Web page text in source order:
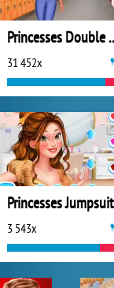
31 452x
3 543x